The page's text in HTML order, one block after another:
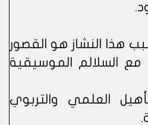
هذا النشاز هو القصور
مع السلالم الموسيقية
العلمي والتربوي